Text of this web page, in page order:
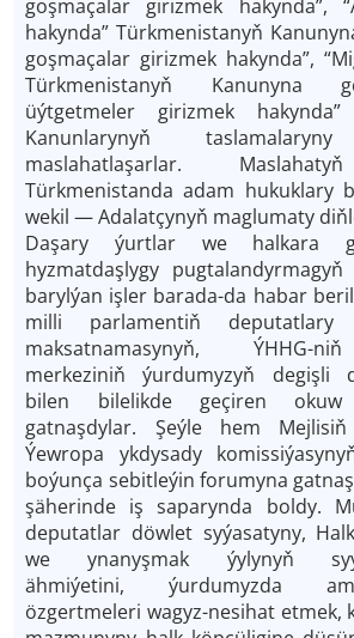
goşmaçalar girizmek hakynda”,
hakynda” Türkmenistanyň
goşmaçalar girizmek hakynda”,
Türkmenistanyň Kanunyna
üýtgetmeler girizmek hakynda”
Kanunlarynyň
maslahatlaşarlar.
Türkmenistanda adam hukuklary
wekil — Adalatçynyň maglumaty
Daşary ýurtlar we halkara
hyzmatdaşlygy
barylýan işler barada-da habar
milli parlamentiň deputatlary
maksatnamasynyň, ÝHHG-
merkeziniň ýurdumyzyň degişli
bilen bilelikde geçiren okuw
gatnaşdylar. Şeýle hem
Ýewropa ykdysady
boýunça sebitleýin forumyna
şäherinde iş saparynda boldy.
deputatlar döwlet syýasatyny,
we ynanyşmak ýylynyň
ähmiýetini, ýurdumyzda
özgertmeleri wagyz-nesihat etmek,